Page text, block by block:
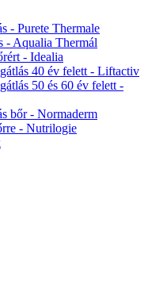
- Purete Thermale
- Aqualia Thermál
- Idealia
40 év felett - Liftactiv
50 és 60 év felett -
bőr - Normaderm
- Nutrilogie